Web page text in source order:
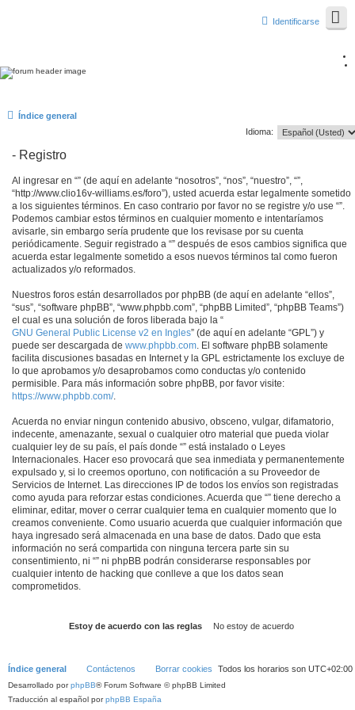
Identificarse
Índice general
Idioma:
- Registro
Al ingresar en “” (de aquí en adelante “nosotros”, “nos”, “nuestro”, “”,
“http://www.clio16v-williams.es/foro”), usted acuerda estar legalmente sometido
a los siguientes términos. En caso contrario por favor no se registre y/o use “”.
Podemos cambiar estos términos en cualquier momento e intentaríamos
avisarle, sin embargo sería prudente que los revisase por su cuenta
periódicamente. Seguir registrado a “” después de esos cambios significa que
acuerda estar legalmente sometido a esos nuevos términos tal como fueron
actualizados y/o reformados.
Nuestros foros están desarrollados por phpBB (de aquí en adelante “ellos”,
“sus”, “software phpBB”, “www.phpbb.com”, “phpBB Limited”, “phpBB Teams”)
el cual es una solución de foros liberada bajo la “
GNU General Public License v2 en Ingles” (de aquí en adelante “GPL”) y
puede ser descargada de www.phpbb.com. El software phpBB solamente
facilita discusiones basadas en Internet y la GPL estrictamente los excluye de
lo que aprobamos y/o desaprobamos como conductas y/o contenido
permisible. Para más información sobre phpBB, por favor visite:
https://www.phpbb.com/.
Acuerda no enviar ningun contenido abusivo, obsceno, vulgar, difamatorio,
indecente, amenazante, sexual o cualquier otro material que pueda violar
cualquier ley de su país, el país donde “” está instalado o Leyes
Internacionales. Hacer eso provocará que sea inmediata y permanentemente
expulsado y, si lo creemos oportuno, con notificación a su Proveedor de
Servicios de Internet. Las direcciones IP de todos los envíos son registradas
como ayuda para reforzar estas condiciones. Acuerda que “” tiene derecho a
eliminar, editar, mover o cerrar cualquier tema en cualquier momento que lo
creamos conveniente. Como usuario acuerda que cualquier información que
haya ingresado será almacenada en una base de datos. Dado que esta
información no será compartida con ninguna tercera parte sin su
consentimiento, ni “” ni phpBB podrán considerarse responsables por
cualquier intento de hacking que conlleve a que los datos sean
comprometidos.
Índice general Contáctenos Borrar cookies Todos los horarios son UTC+02:00
Desarrollado porphpBB® Forum Software © phpBB Limited
Traducción al español porphpBB España